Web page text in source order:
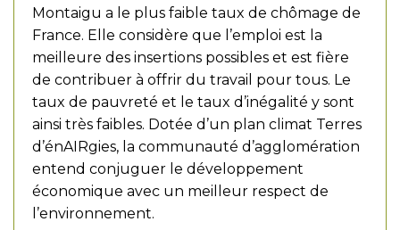
Montaigu a le plus faible taux de chômage de
France. Elle considère que l’emploi est la
meilleure des insertions possibles et est fière
de contribuer à offrir du travail pour tous. Le
taux de pauvreté et le taux d’inégalité y sont
ainsi très faibles. Dotée d’un plan climat Terres
d’énAIRgies, la communauté d’agglomération
entend conjuguer le développement
économique avec un meilleur respect de
l’environnement.